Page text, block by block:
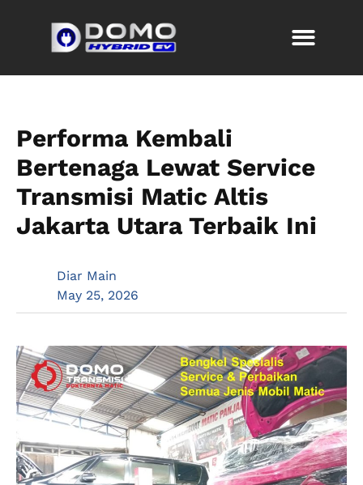
Performa Kembali
Bertenaga Lewat Service
Transmisi Matic Altis
Jakarta Utara Terbaik Ini
Diar Main
May 25, 2026